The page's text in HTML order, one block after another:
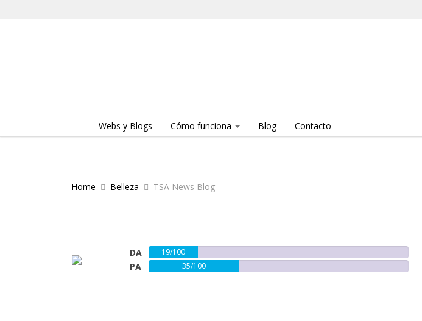
Menu
Webs y Blogs
Cómo funciona Blog Contacto
Home Belleza TSA News Blog
DA 19/100
PA 35/100